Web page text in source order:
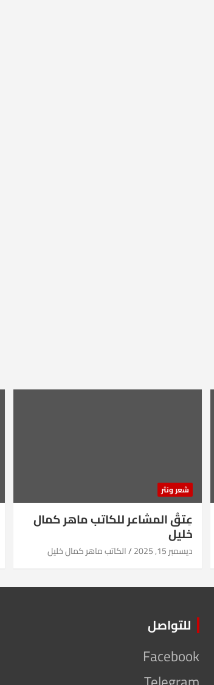
شعر ونثر
عِتقُ المشاعر للكاتب ماهر كمال
خليل
ديسمبر 15, 2025 الكاتب ماهر كمال خليل
للتواصل
Facebook